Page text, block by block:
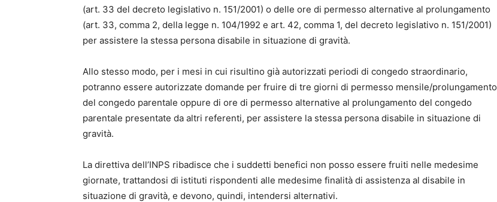
(art. 33 del decreto legislativo n. 151/2001) o delle ore di permesso alternative al prolungamento
(art. 33, comma 2, della legge n. 104/1992 e art. 42, comma 1, del decreto legislativo n. 151/2001)
per assistere la stessa persona disabile in situazione di gravità.
Allo stesso modo, per i mesi in cui risultino già autorizzati periodi di congedo straordinario,
potranno essere autorizzate domande per fruire di tre giorni di permesso mensile/prolungamento
del congedo parentale oppure di ore di permesso alternative al prolungamento del congedo
parentale presentate da altri referenti, per assistere la stessa persona disabile in situazione di
gravità.
La direttiva dell’INPS ribadisce che i suddetti benefici non posso essere fruiti nelle medesime
giornate, trattandosi di istituti rispondenti alle medesime finalità di assistenza al disabile in
situazione di gravità, e devono, quindi, intendersi alternativi.